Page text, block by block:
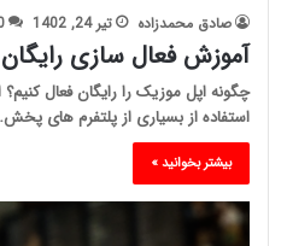
صادق محمدزاده تیر 24, 1402
آموزش فعال سازی
چگونه اپل موزیک را رایگان فعال
استفاده از بسیاری از پلتفرم های
بیشتر بخوانید »